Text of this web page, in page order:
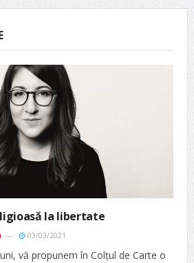
la libertate
03/03/2021
vă propunem în Colțul de Carte o